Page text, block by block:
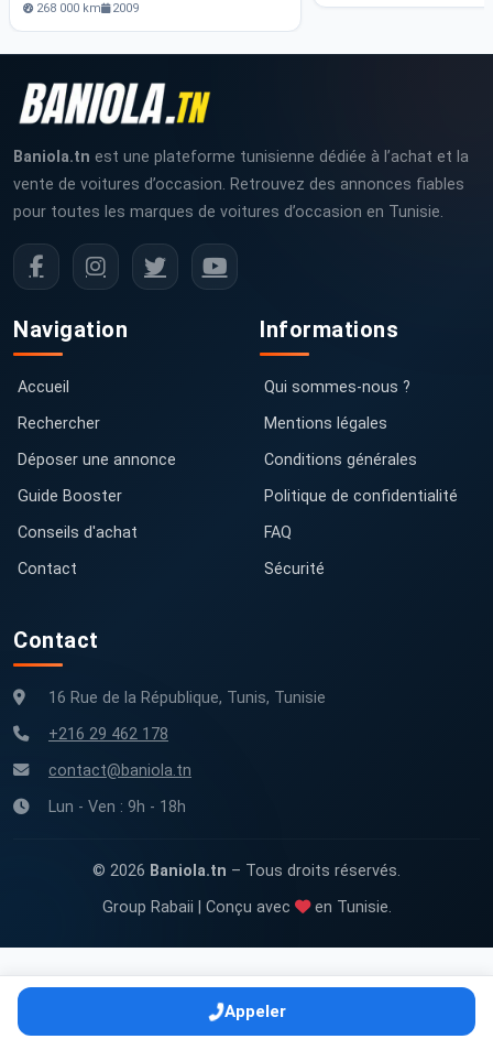
268 000 km 2009
Appeler
Baniola.tn est une plateforme tunisienne dédiée à l’achat et la
vente de voitures d’occasion. Retrouvez des annonces fiables
pour toutes les marques de voitures d’occasion en Tunisie.
Navigation
Accueil
Rechercher
Déposer une annonce
Guide Booster
Conseils d'achat
Contact
Informations
Qui sommes-nous ?
Mentions légales
Conditions générales
Politique de confidentialité
FAQ
Sécurité
Contact
16 Rue de la République, Tunis, Tunisie
+216 29 462 178
contact@baniola.tn
Lun - Ven : 9h - 18h
© 2026 Baniola.tn – Tous droits réservés.
Group Rabaii | Conçu avec
en Tunisie.